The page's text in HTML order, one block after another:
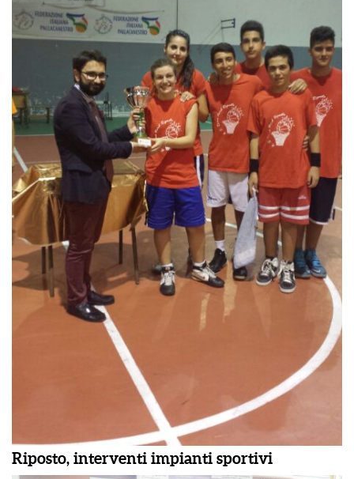
Riposto, interventi impianti sportivi